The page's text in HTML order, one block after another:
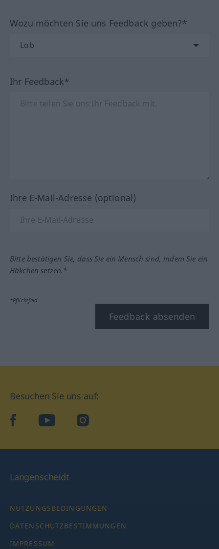
Wozu möchten Sie uns Feedback geben?*
Ihr Feedback*
Ihre E-Mail-Adresse (optional)
Bitte bestätigen Sie, dass Sie ein Mensch sind, indem Sie ein
Häkchen setzen.*
*Pflichtfeld
Feedback absenden
Besuchen Sie uns auf:
facebookYouTube Instagram
Langenscheidt
NUTZUNGSBEDINGUNGEN
DATENSCHUTZBESTIMMUNGEN
IMPRESSUM